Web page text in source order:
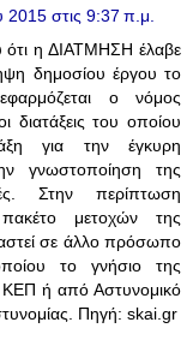
2015 στις 9:37 π.μ.
η ΔΙΑΤΜΗΣΗ έλαβε
δημοσίου έργου το
ο νόμος
διατάξεις του οποίου
για την έγκυρη
γνωστοποίηση της
Στην περίπτωση
μετοχών της
σε άλλο πρόσωπο
το γνήσιο της
ΚΕΠ ή από Αστυνομικό
Πηγή: skai.gr